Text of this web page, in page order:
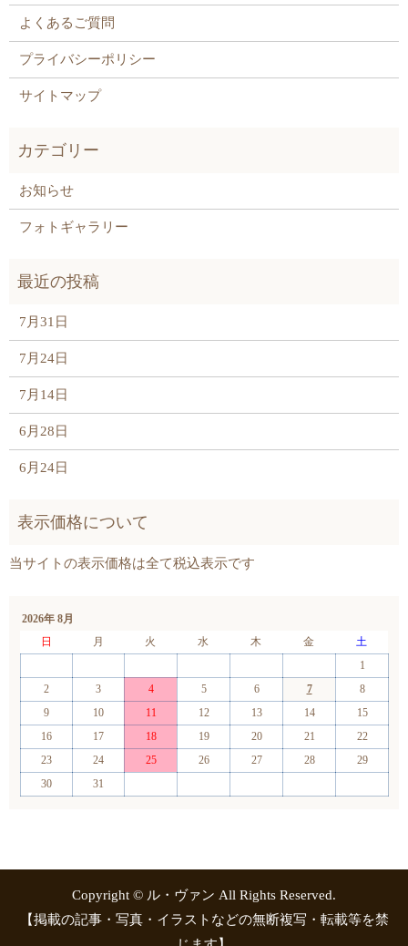
よくあるご質問
プライバシーポリシー
サイトマップ
お知らせ
フォトギャラリー
7月31日
7月24日
7月14日
6月28日
6月24日
2026年 8月
日
月 火 水 木 金
土
1
2
3 4 5 6 7
8
9
10 11 12 13 14
15
16
17 18 19 20 21
22
23
24 25 26 27 28
29
30
31
Copyright © ル・ヴァン All Rights Reserved.
【掲載の記事・写真・イラストなどの無断複写・転載等を禁